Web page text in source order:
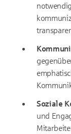
Soziale
und